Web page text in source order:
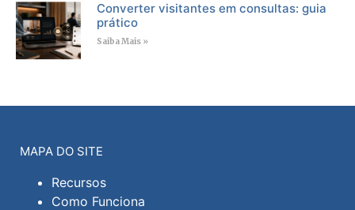
Converter visitantes em consultas: guia
prático
Saiba Mais »
MAPA DO SITE
Recursos
Como Funciona